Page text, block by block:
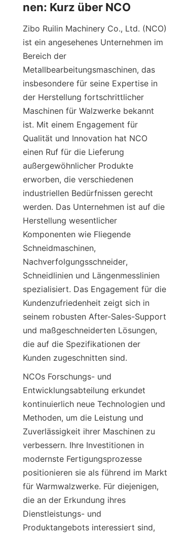
nen: Kurz über NCO
Zibo Ruilin Machinery Co., Ltd. (NCO)
ist ein angesehenes Unternehmen im
Bereich der
Metallbearbeitungsmaschinen, das
insbesondere für seine Expertise in
der Herstellung fortschrittlicher
Maschinen für Walzwerke bekannt
ist. Mit einem Engagement für
Qualität und Innovation hat NCO
einen Ruf für die Lieferung
außergewöhnlicher Produkte
erworben, die verschiedenen
industriellen Bedürfnissen gerecht
werden. Das Unternehmen ist auf die
Herstellung wesentlicher
Komponenten wie Fliegende
Schneidmaschinen,
Nachverfolgungsschneider,
Schneidlinien und Längenmesslinien
spezialisiert. Das Engagement für die
Kundenzufriedenheit zeigt sich in
seinem robusten After-Sales-Support
und maßgeschneiderten Lösungen,
die auf die Spezifikationen der
Kunden zugeschnitten sind.
NCOs Forschungs- und
Entwicklungsabteilung erkundet
kontinuierlich neue Technologien und
Methoden, um die Leistung und
Zuverlässigkeit ihrer Maschinen zu
verbessern. Ihre Investitionen in
modernste Fertigungsprozesse
positionieren sie als führend im Markt
für Warmwalzwerke. Für diejenigen,
die an der Erkundung ihres
Dienstleistungs- und
Produktangebots interessiert sind,